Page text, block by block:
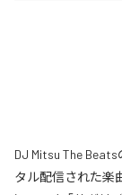
DJ Mitsu The
タル配信された楽